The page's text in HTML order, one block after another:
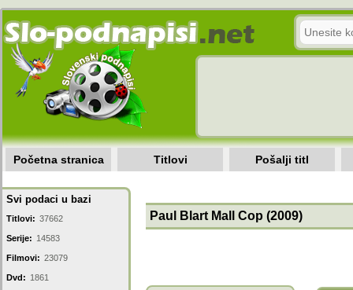
Početna stranica Titlovi Pošalji titl
Svi podaci u bazi
Titlovi: 37662
Serije: 14583
Filmovi: 23079
Dvd: 1861
Paul Blart Mall Cop (2009)